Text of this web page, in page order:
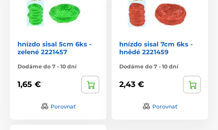
hnízdo sisal 5cm 6ks -
zelené 2221457
Dodáme do 7 - 10 dní
1,65 €
Porovnať
hnízdo sisal 7cm 6ks -
hnědé 2221459
Dodáme do 7 - 10 dní
2,43 €
Porovnať